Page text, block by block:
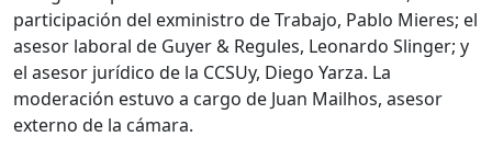
participación del exministro de Trabajo, Pablo Mieres; el
asesor laboral de Guyer & Regules, Leonardo Slinger; y
el asesor jurídico de la CCSUy, Diego Yarza. La
moderación estuvo a cargo de Juan Mailhos, asesor
externo de la cámara.